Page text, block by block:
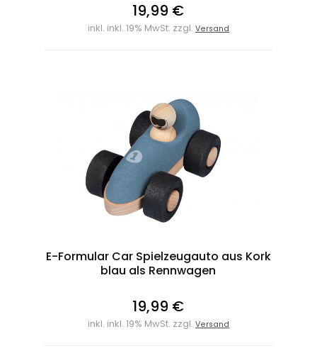
19,99 €
inkl. inkl. 19% MwSt. zzgl. Versand
E-Formular Car Spielzeugauto aus Kork
blau als Rennwagen
19,99 €
inkl. inkl. 19% MwSt. zzgl. Versand